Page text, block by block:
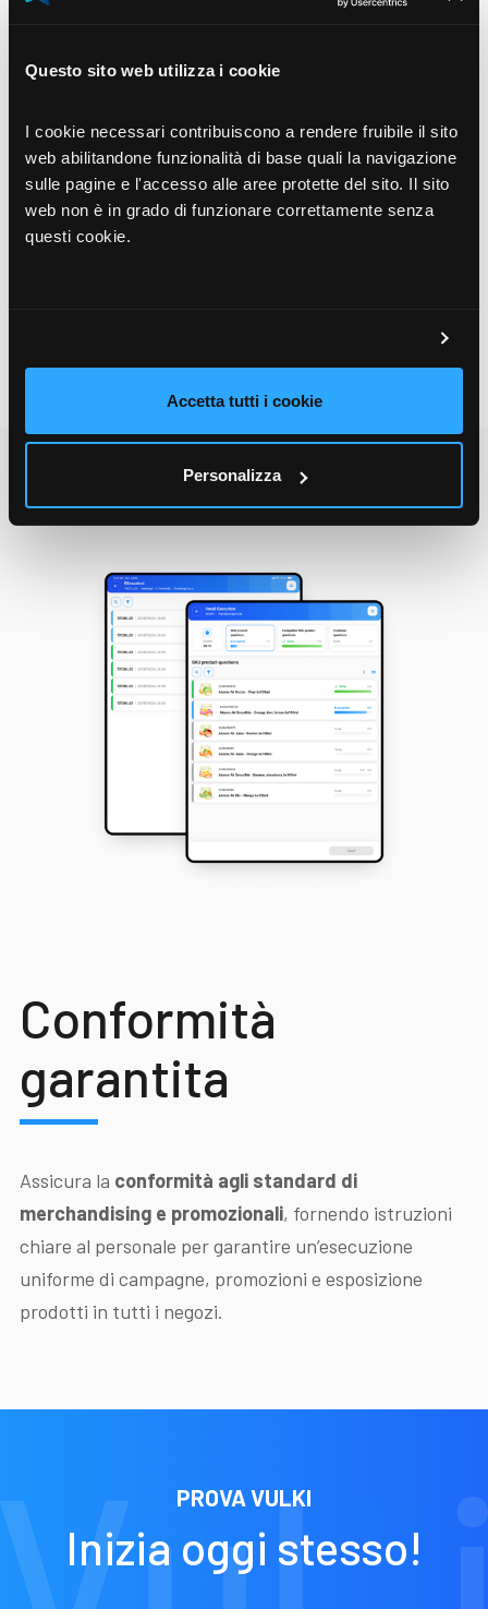
Questo sito web utilizza i cookie
I cookie necessari contribuiscono a rendere fruibile il sito
web abilitandone funzionalità di base quali la navigazione
sulle pagine e l'accesso alle aree protette del sito. Il sito
web non è in grado di funzionare correttamente senza
questi cookie.
Accetta tutti i cookie
Personalizza
Customer
experience
ottimale
Aiuta i clienti a trovare i tuoi prodotti e a godere di
consumatori finali che per i tuoi partner commerciali.
Conformità
garantita
Assicura la conformità agli standard di
merchandising e promozionali, fornendo istruzioni
chiare al personale per garantire un’esecuzione
uniforme di campagne, promozioni e esposizione
prodotti in tutti i negozi.
PROVA VULKI
Inizia oggi stesso!